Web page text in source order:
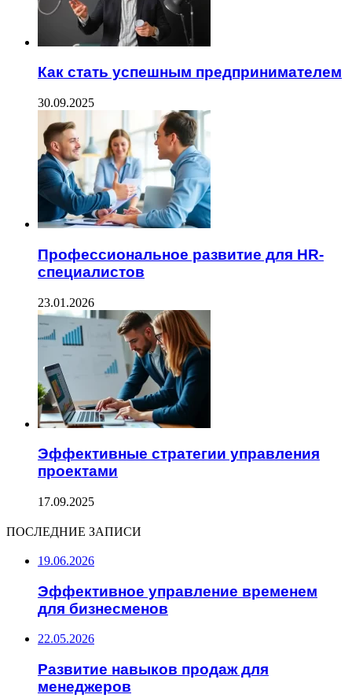
Как стать успешным предпринимателем
30.09.2025
Профессиональное развитие для HR-
специалистов
23.01.2026
Эффективные стратегии управления
проектами
17.09.2025
ПОСЛЕДНИЕ ЗАПИСИ
19.06.2026
Эффективное управление временем
для бизнесменов
22.05.2026
Развитие навыков продаж для
менеджеров